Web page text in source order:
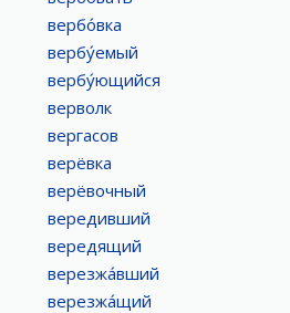
вербо́вка
вербу́емый
вербу́ющийся
верволк
вергасов
верёвка
верёвочный
вередивший
вередящий
верезжа́вший
верезжа́щий